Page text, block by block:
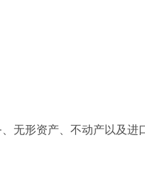
无形资产、不动产以及进